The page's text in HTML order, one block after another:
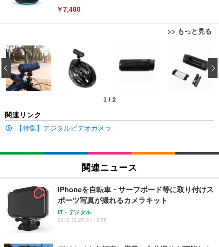
￥7,480
>> もっと見る
[EdoErgo] オフィスチェア 椅子 テレワーク 疲れな
い 跳ね上げ式アームレスト コンパクト 約105度ロッ
キング pc 事務椅子 360度回転 座面昇降 強化ナイロ
ン樹脂ベース 通気性メッシュ 在宅ワーク H-WY01
(黒網+黒枠+黒足)
￥5,699
ュチェア 人間工学 疲れない ブラック
￥27,999
Sezlife オフィスチェア デスクチェア 疲れない テレ
ワーク チェア 強化バックレスト 30度ロッキング機
レスト 3Dヘッドレスト ハンガー付き 高反発クッシ
ョン PCチェア 通気性メッシュ ゲーミング/勉強/事
務用 おしゃれ パソコンチェア (ブラック)
￥7,680
Sezlife オフィスチェア デスクチェア 疲れない テレ
EIZO ビジネス向けプレミアムモニター | FlexScan
EV3240X-WT | 31.5型4K UHD・USB Type-C・ホワ
イト
￥105,595
イト
【純正品】27"ゲーミングモニター DualSense 充電
フック付き（CFI-ZDM1J）
￥49,979
【整備済み品】Dell E2724HS 27インチ 液晶モニタ
Amazonベーシック ペットシーツ 薄型 レギュラー 1
回使い捨て 無香料 ホワイト 300枚
￥3,373
x2袋(84枚) ホワイト(吸収面:ライトブルー)
￥3,234
ネオ・ルーライフ ネオ・オムツ L 中型犬用 26枚入
り 単品
￥1,800
Smart Basic(スマートベーシック) 【Amazon.co.jp
1 / 2
‹
関連リンク
【特集】デジタルビデオカメラ
関連ニュース
iPhoneを自転車・サーフボード等に取り付けス
ポーツ写真が撮れるカメラキット
IT・デジタル
2012.12.27(木) 18:58